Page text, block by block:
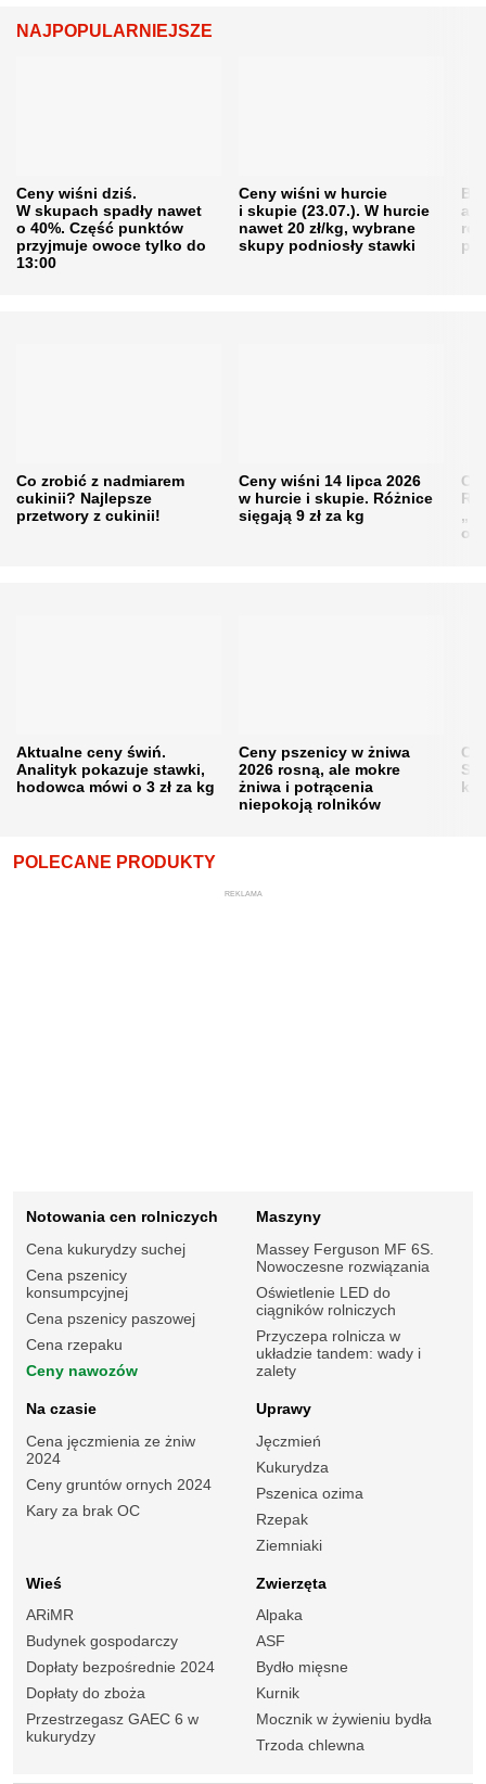
NAJPOPULARNIEJSZE
Ceny wiśni dziś.
W skupach spadły nawet
o 40%. Część punktów
przyjmuje owoce tylko do
13:00
Ceny wiśni w hurcie
i skupie (23.07.). W hurcie
nawet 20 zł/kg, wybrane
skupy podniosły stawki
Co zrobić z nadmiarem
cukinii? Najlepsze
przetwory z cukinii!
Ceny wiśni 14 lipca 2026
w hurcie i skupie. Różnice
sięgają 9 zł za kg
Aktualne ceny świń.
Analityk pokazuje stawki,
hodowca mówi o 3 zł za kg
Ceny pszenicy w żniwa
2026 rosną, ale mokre
żniwa i potrącenia
niepokoją rolników
POLECANE PRODUKTY
REKLAMA
Notowania cen rolniczych
Cena kukurydzy suchej
Cena pszenicy
konsumpcyjnej
Cena pszenicy paszowej
Cena rzepaku
Ceny nawozów
Maszyny
Massey Ferguson MF 6S.
Nowoczesne rozwiązania
Oświetlenie LED do
ciągników rolniczych
Przyczepa rolnicza w
układzie tandem: wady i
zalety
Na czasie
Cena jęczmienia ze żniw
2024
Ceny gruntów ornych 2024
Kary za brak OC
Uprawy
Jęczmień
Kukurydza
Pszenica ozima
Rzepak
Ziemniaki
Wieś
ARiMR
Budynek gospodarczy
Dopłaty bezpośrednie 2024
Dopłaty do zboża
Przestrzegasz GAEC 6 w
kukurydzy
Zwierzęta
Alpaka
ASF
Bydło mięsne
Kurnik
Mocznik w żywieniu bydła
Trzoda chlewna